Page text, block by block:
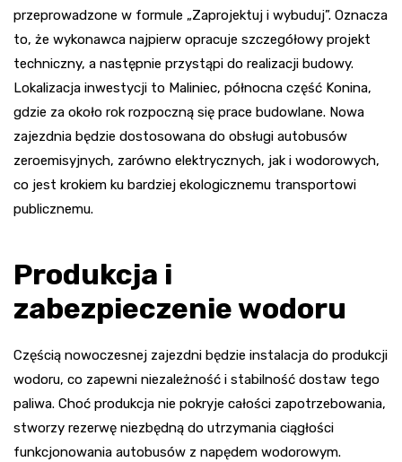
przeprowadzone w formule „Zaprojektuj i wybuduj”. Oznacza
to, że wykonawca najpierw opracuje szczegółowy projekt
techniczny, a następnie przystąpi do realizacji budowy.
Lokalizacja inwestycji to Maliniec, północna część Konina,
gdzie za około rok rozpoczną się prace budowlane. Nowa
zajezdnia będzie dostosowana do obsługi autobusów
zeroemisyjnych, zarówno elektrycznych, jak i wodorowych,
co jest krokiem ku bardziej ekologicznemu transportowi
publicznemu.
Produkcja i
zabezpieczenie wodoru
Częścią nowoczesnej zajezdni będzie instalacja do produkcji
wodoru, co zapewni niezależność i stabilność dostaw tego
paliwa. Choć produkcja nie pokryje całości zapotrzebowania,
stworzy rezerwę niezbędną do utrzymania ciągłości
funkcjonowania autobusów z napędem wodorowym.